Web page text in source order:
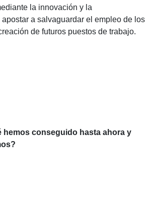
la innovación y la
a salvaguardar el empleo de los
de futuros puestos de trabajo.
hemos conseguido hasta ahora y